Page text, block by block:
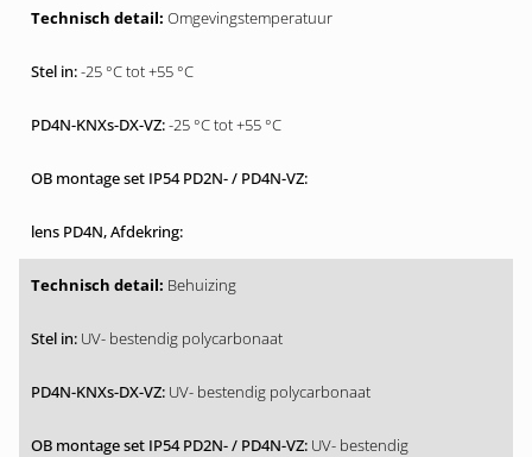
Omgevingstemperatuur
-25 °C tot +55 °C
-25 °C tot +55 °C
Behuizing
UV- bestendig polycarbonaat
UV- bestendig polycarbonaat
UV- bestendig